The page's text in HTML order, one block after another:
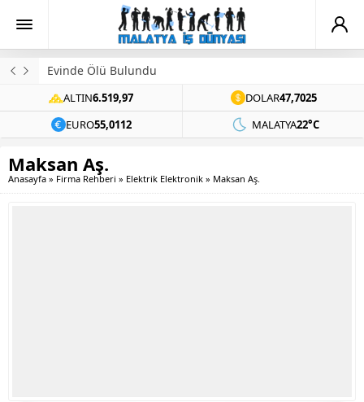
Evinde Ölü Bulundu
ALTIN6.519,97 DOLAR47,7025
EURO55,0112 MALATYA22°C
Maksan Aş.
Anasayfa » Firma Rehberi » Elektrik Elektronik » Maksan Aş.